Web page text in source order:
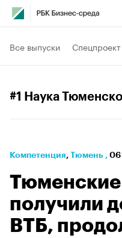
Все выпуски Спецпроект
#1 Наука
Компетенция⁠, Тюмень , 06
Тюменские
получили
ВТБ,